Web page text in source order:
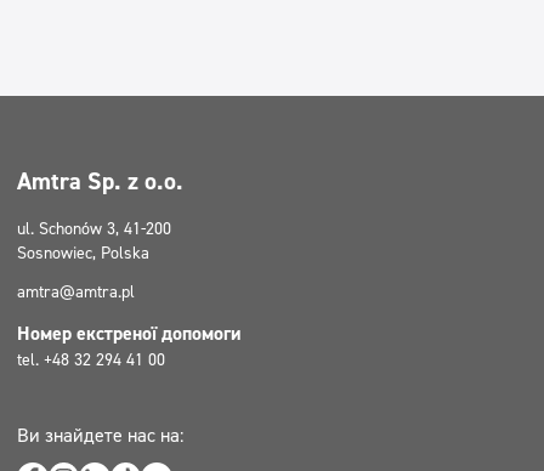
Amtra Sp. z o.o.
ul. Schonów 3, 41-200
Sosnowiec, Polska
amtra@amtra.pl
Номер екстреної допомоги
tel. +48 32 294 41 00
Ви знайдете нас на: